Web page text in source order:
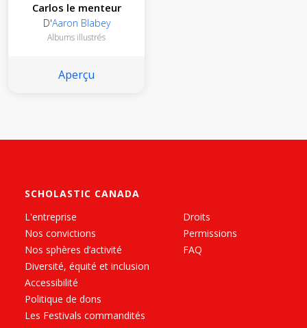
Carlos le menteur
D'Aaron Blabey
Albums illustrés
Aperçu
SCHOLASTIC CANADA
L'entreprise
Nos convictions
Nos sphères d’activité
Diversité, équité et inclusion
Accessibilité
Politique de dons
Les Festivals commandités
Droits
Permissions
FAQ